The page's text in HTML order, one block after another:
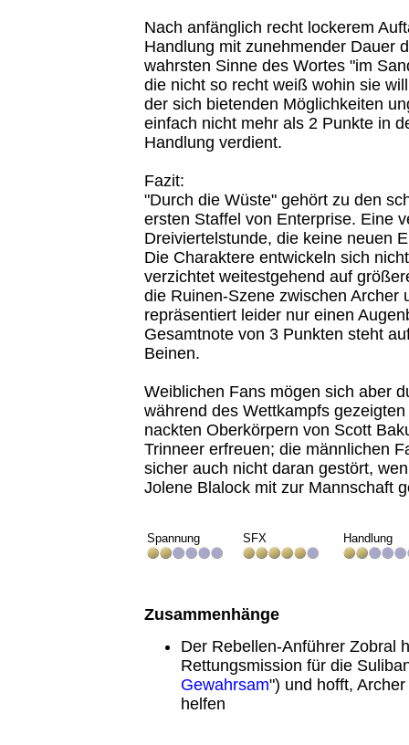
Nach anfänglich recht lockerem
Handlung mit zunehmender Dauer
wahrsten Sinne des Wortes "im
die nicht so recht weiß wohin sie
der sich bietenden Möglichkeiten
einfach nicht mehr als 2 Punkte in
Handlung verdient.
Fazit:
"Durch die Wüste" gehört zu den
ersten Staffel von Enterprise. Eine
Dreiviertelstunde, die keine neuen
Die Charaktere entwickeln sich
verzichtet weitestgehend auf
die Ruinen-Szene zwischen Archer
repräsentiert leider nur einen
Gesamtnote von 3 Punkten steht
Beinen.
Weiblichen Fans mögen sich aber
während des Wettkampfs
nackten Oberkörpern von Scott
Trinneer erfreuen; die männlichen
sicher auch nicht daran gestört,
Jolene Blalock mit zur Mannschaft
Spannung SFX Handlung
Zusammenhänge
Der Rebellen-Anführer Zobral
Rettungsmission für die
Gewahrsam") und hofft,
helfen